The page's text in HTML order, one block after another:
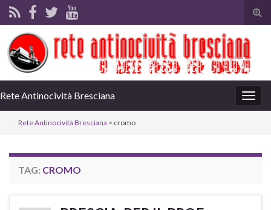
Rete Antinocività Bresciana
Rete Antinocività Bresciana > cromo
TAG: CROMO